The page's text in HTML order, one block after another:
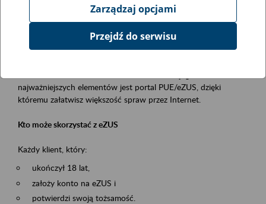
Opis wydarzenia
Platforma Usług Elektronicznych ZUS eZUS
najważniejszych elementów jest portal PUE/eZUS, dzięki
któremu załatwisz większość spraw przez Internet.
Kto może skorzystać z eZUS
Każdy klient, który:
ukończył 18 lat,
założy konto na eZUS i
potwierdzi swoją tożsamość.
Zarządzaj opcjami
Przejdź do serwisu